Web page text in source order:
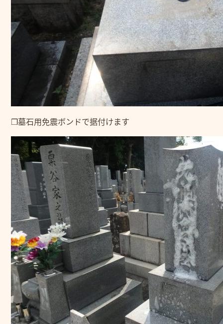
❒墓石用免震ボンドで据付けます